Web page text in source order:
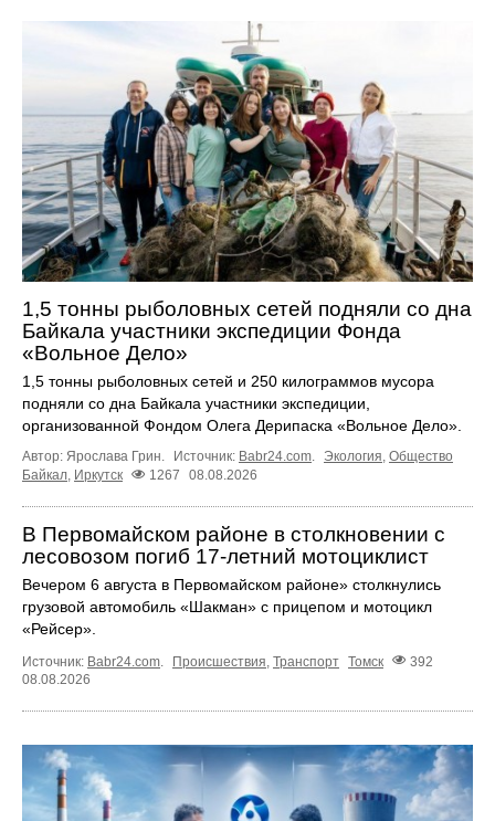
1,5 тонны рыболовных сетей подняли со дна
Байкала участники экспедиции Фонда
«Вольное Дело»
1,5 тонны рыболовных сетей и 250 килограммов мусора
подняли со дна Байкала участники экспедиции,
организованной Фондом Олега Дерипаска «Вольное Дело».
Автор: Ярослава Грин. Источник: Babr24.com. Экология, Общество
Байкал, Иркутск 1267 08.08.2026
В Первомайском районе в столкновении с
лесовозом погиб 17-летний мотоциклист
Вечером 6 августа в Первомайском районе» столкнулись
грузовой автомобиль «Шакман» с прицепом и мотоцикл
«Рейсер».
Источник: Babr24.com Происшествия Транспорт Томск
392
08.08.2026